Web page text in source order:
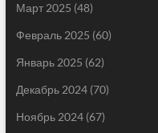
Март 2025 (48)
Февраль 2025 (60)
Январь 2025 (62)
Декабрь 2024(70)
Ноябрь 2024(67)